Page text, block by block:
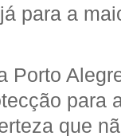
para a
Porto
para
que